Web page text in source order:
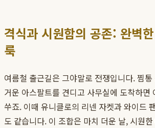
격식과 시원함의 공존: 완벽
룩
여름철 출근길은 그야말로 전쟁입니다. 찜
거운 아스팔트를 견디고 사무실에 도착하면
쑤죠. 이때 유니클로의 리넨 자켓과 와이드
도 같습니다. 이 조합은 마치 더운 날, 시원